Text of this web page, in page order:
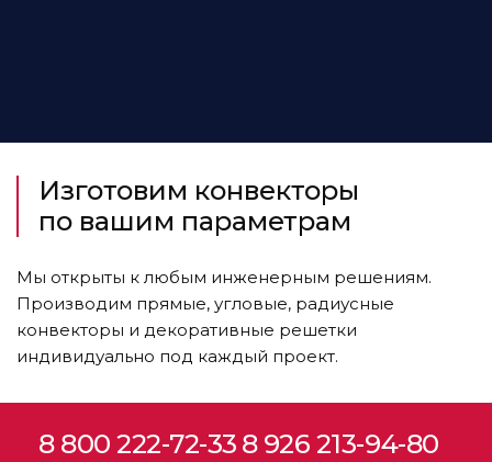
Изготовим конвекторы
по вашим параметрам
Мы открыты к любым инженерным решениям.
Производим прямые, угловые, радиусные
конвекторы и декоративные решетки
индивидуально под каждый проект.
8 800 222-72-33 8 926 213-94-80